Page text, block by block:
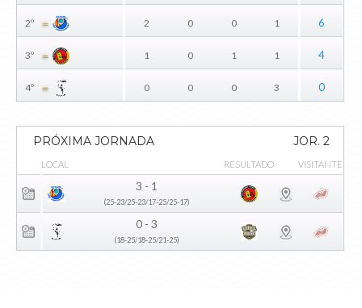
2º 2 0 0 1 6
3º 1 0 1 1 4
4º 0 0 0 3 0
PRÓXIMA JORNADA JOR. 2
LOCAL RESULTADO VISITANTE
3 - 1
(25-23/25-23/17-25/25-17)
0 - 3
(18-25/18-25/21-25)